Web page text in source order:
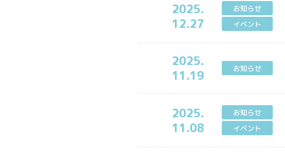
2025.
12.27
お知らせ
イベント
2025.
11.19
お知らせ
2025.
11.08
お知らせ
イベント